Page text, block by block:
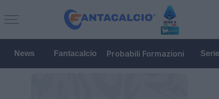
News Fantacalcio Probabili Formazioni